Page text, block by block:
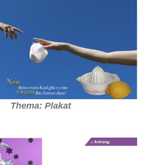
Thema: Plakat